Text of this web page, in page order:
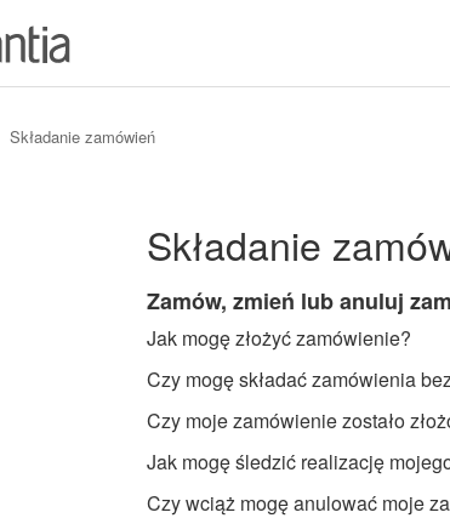
Składanie zamówień
Składanie
Zamów, zmień lub anuluj
Jak mogę złożyć zamówienie?
Czy mogę składać zamówienia
Czy moje zamówienie zostało
Jak mogę śledzić realizację
Czy wciąż mogę anulować moje